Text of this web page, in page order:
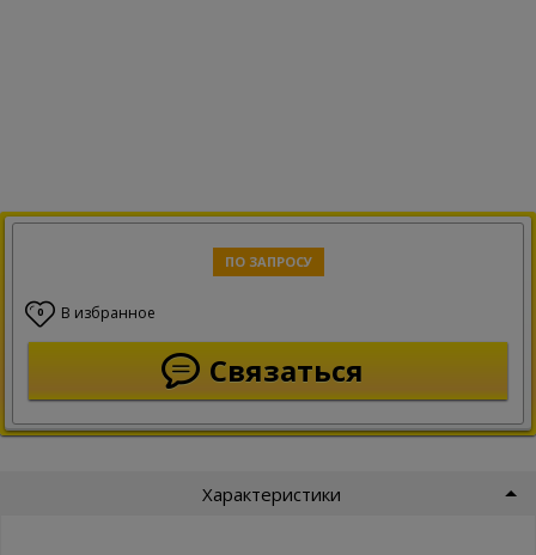
ПО ЗАПРОСУ
0 В избранное
Связаться
Характеристики